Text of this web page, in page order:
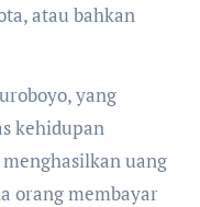
atau bahkan
yang
kehidupan
uang
orang membayar